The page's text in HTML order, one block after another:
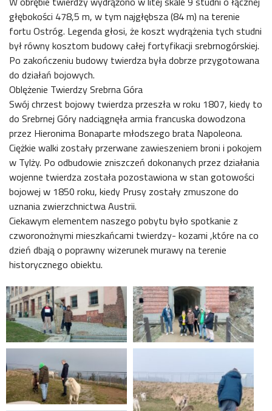
głębokości 478,5 m, w tym najgłębsza (84 m) na terenie
fortu Ostróg. Legenda głosi, że koszt wydrążenia tych studni
był równy kosztom budowy całej fortyfikacji srebrnogórskiej.
Po zakończeniu budowy twierdza była dobrze przygotowana
do działań bojowych.
Oblężenie Twierdzy Srebrna Góra
Swój chrzest bojowy twierdza przeszła w roku 1807, kiedy to
do Srebrnej Góry nadciągnęła armia francuska dowodzona
przez Hieronima Bonaparte młodszego brata Napoleona.
Ciężkie walki zostały przerwane zawieszeniem broni i pokojem
w Tylży. Po odbudowie zniszczeń dokonanych przez działania
wojenne twierdza została pozostawiona w stan gotowości
bojowej w 1850 roku, kiedy Prusy zostały zmuszone do
uznania zwierzchnictwa Austrii.
Ciekawym elementem naszego pobytu było spotkanie z
czworonożnymi mieszkańcami twierdzy- kozami ,które na co
dzień dbają o poprawny wizerunek murawy na terenie
historycznego obiektu.